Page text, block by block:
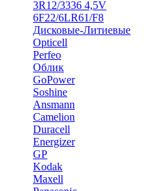
3R12/3336 4,5V
6F22/6LR61/F8
Дисковые-Литиевые
Opticell
Perfeo
Облик
GoPower
Soshine
Ansmann
Camelion
Duracell
Energizer
GP
Kodak
Maxell